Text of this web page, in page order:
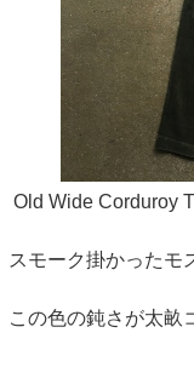
Old Wide Corduroy
スモーク掛かったモ
この色の鈍さが太畝